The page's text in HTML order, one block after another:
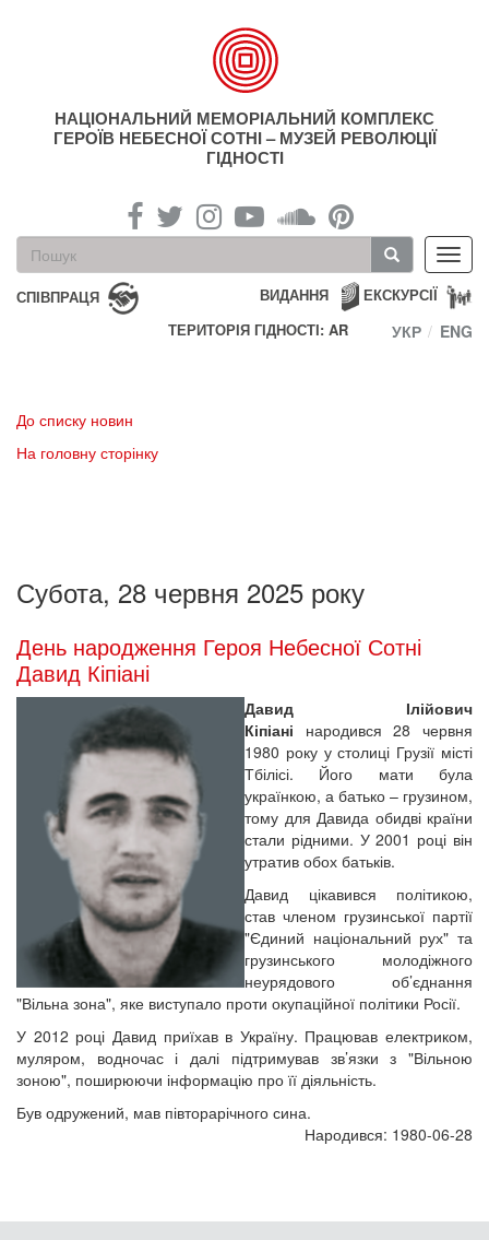
НАЦІОНАЛЬНИЙ МЕМОРІАЛЬНИЙ КОМПЛЕКС
ГЕРОЇВ НЕБЕСНОЇ СОТНІ – МУЗЕЙ РЕВОЛЮЦІЇ
ГІДНОСТІ
Пошукова
форма
Пошук
СПІВПРАЦЯ ЕКСКУРСІЇ
ВИДАННЯ
ТЕРИТОРІЯ ГІДНОСТІ: AR
УКР ENG
До списку новин
На головну сторінку
Субота, 28 червня 2025 року
День народження Героя Небесної Сотні
Давид Кіпіані
Давид Ілійович
Кіпіані народився 28 червня
1980 року у столиці Грузії місті
Тбілісі. Його мати була
українкою, а батько – грузином,
тому для Давида обидві країни
стали рідними. У 2001 році він
утратив обох батьків.
Давид цікавився політикою,
став членом грузинської партії
"Єдиний національний рух" та
грузинського молодіжного
неурядового об’єднання
"Вільна зона", яке виступало проти окупаційної політики Росії.
У 2012 році Давид приїхав в Україну. Працював електриком,
муляром, водночас і далі підтримував зв’язки з "Вільною
зоною", поширюючи інформацію про її діяльність.
Був одружений, мав півторарічного сина.
Народився: 1980-06-28